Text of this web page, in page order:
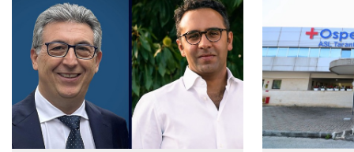
dalla
Just tv